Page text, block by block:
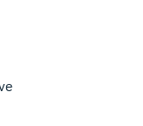
MIJOTEUSE